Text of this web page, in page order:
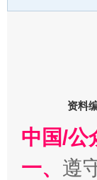
公平竞
资料
中国/公
一、 遵